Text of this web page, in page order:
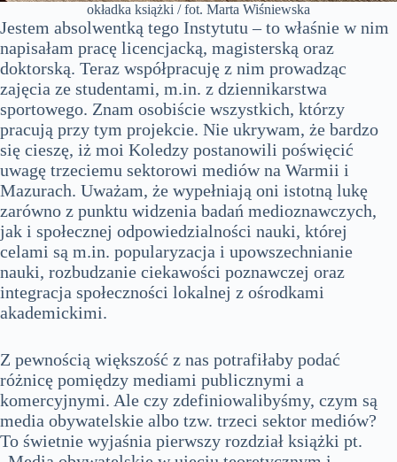
okładka książki / fot. Marta Wiśniewska
Jestem absolwentką tego Instytutu – to właśnie w nim
napisałam pracę licencjacką, magisterską oraz
doktorską. Teraz współpracuję z nim prowadząc
zajęcia ze studentami, m.in. z dziennikarstwa
sportowego. Znam osobiście wszystkich, którzy
pracują przy tym projekcie. Nie ukrywam, że bardzo
się cieszę, iż moi Koledzy postanowili poświęcić
uwagę trzeciemu sektorowi mediów na Warmii i
Mazurach. Uważam, że wypełniają oni istotną lukę
zarówno z punktu widzenia badań medioznawczych,
jak i społecznej odpowiedzialności nauki, której
celami są m.in. popularyzacja i upowszechnianie
nauki, rozbudzanie ciekawości poznawczej oraz
integracja społeczności lokalnej z ośrodkami
akademickimi.
Z pewnością większość z nas potrafiłaby podać
różnicę pomiędzy mediami publicznymi a
komercyjnymi. Ale czy zdefiniowalibyśmy, czym są
media obywatelskie albo tzw. trzeci sektor mediów?
To świetnie wyjaśnia pierwszy rozdział książki pt.